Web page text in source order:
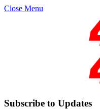
Close Menu
Subscribe to Updates